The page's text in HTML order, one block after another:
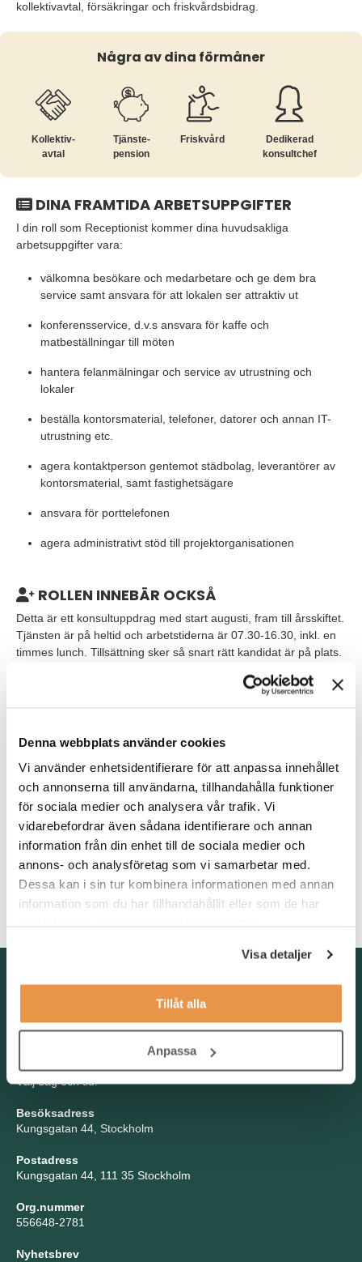
Denna webbplats använder cookies
Vi använder enhetsidentifierare för att anpassa innehållet
och annonserna till användarna, tillhandahålla funktioner
för sociala medier och analysera vår trafik. Vi
vidarebefordrar även sådana identifierare och annan
information från din enhet till de sociala medier och
annons- och analysföretag som vi samarbetar med.
Dessa kan i sin tur kombinera informationen med annan
information som du har tillhandahållit eller som de har
Visa detaljer
Tillåt alla
Anpassa
kollektivavtal, försäkringar och friskvårdsbidrag.
Några av dina förmåner
Kollektiv­
avtal
Tjänste­
pension
Friskvård
Dedikerad
konsultchef
DINA FRAMTIDA ARBETSUPPGIFTER
I din roll som Receptionist kommer dina huvudsakliga
arbetsuppgifter vara:
välkomna besökare och medarbetare och ge dem bra
service samt ansvara för att lokalen ser attraktiv ut
konferensservice, d.v.s ansvara för kaffe och
matbeställningar till möten
hantera felanmälningar och service av utrustning och
lokaler
beställa kontorsmaterial, telefoner, datorer och annan IT-
utrustning etc.
agera kontaktperson gentemot städbolag, leverantörer av
kontorsmaterial, samt fastighetsägare
ansvara för porttelefonen
agera administrativt stöd till projektorganisationen
ROLLEN INNEBÄR OCKSÅ
Detta är ett konsultuppdrag med start augusti, fram till årsskiftet.
Tjänsten är på heltid och arbetstiderna är 07.30-16.30, inkl. en
timmes lunch. Tillsättning sker så snart rätt kandidat är på plats.
arbetslivserfarenhet ifrån reception med administrativa inslag
och att du brinner för att ge service på hög nivå. Du är
självgående och lösningsorienterad med hög professionalism
och integritet. Din förmåga att prioritera bland uppgifter är god
och du strävar alltid efter att ligga steget före för att underlätta
för andra. Du tar dig an varierande uppgifter med en positiv
inställning och du anpassar dig efter person samt situation.
Du har goda kunskaper i Office 365, samt är flytande i svenska
tal och skrift.
info@tng.se
Tel: 08-21 92 00
Boka möte
Välj dag och tid!
Besöksadress
Kungsgatan 44, Stockholm
Postadress
Kungsgatan 44, 111 35 Stockholm
Org.nummer
556648-2781
Nyhetsbrev